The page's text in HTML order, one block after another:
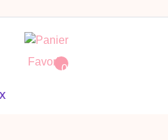
Favoris
0